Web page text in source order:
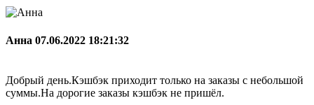
Анна 07.06.2022 18:21:32
Добрый день.Кэшбэк приходит только на заказы с небольшой
суммы.На дорогие заказы кэшбэк не пришёл.